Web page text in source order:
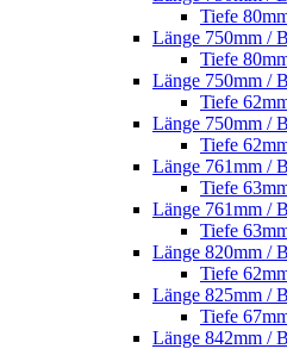
Tiefe
Länge 750mm /
Tiefe
Länge 750mm /
Tiefe
Länge 750mm /
Tiefe
Länge 761mm /
Tiefe
Länge 761mm /
Tiefe
Länge 820mm /
Tiefe
Länge 825mm /
Tiefe
Länge 842mm /